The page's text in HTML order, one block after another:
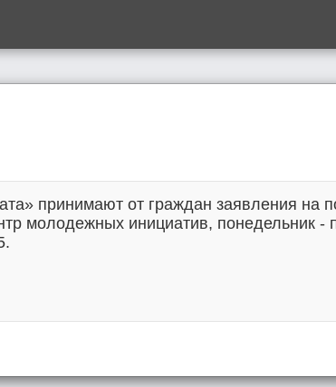
принимают от граждан заявления на
молодежных инициатив, понедельник -